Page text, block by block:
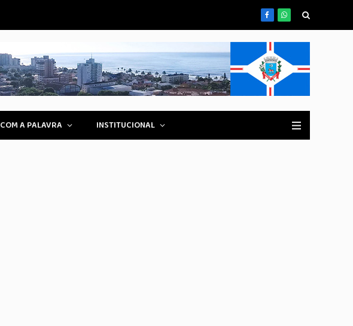
FacebookWhatsApp
COM A PALAVRA INSTITUCIONAL